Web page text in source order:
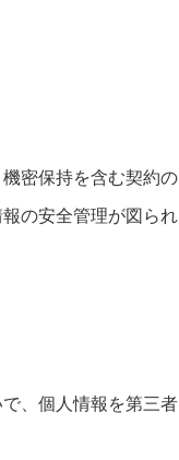
密保持を含む契約の
の安全管理が図られ
、個人情報を第三者